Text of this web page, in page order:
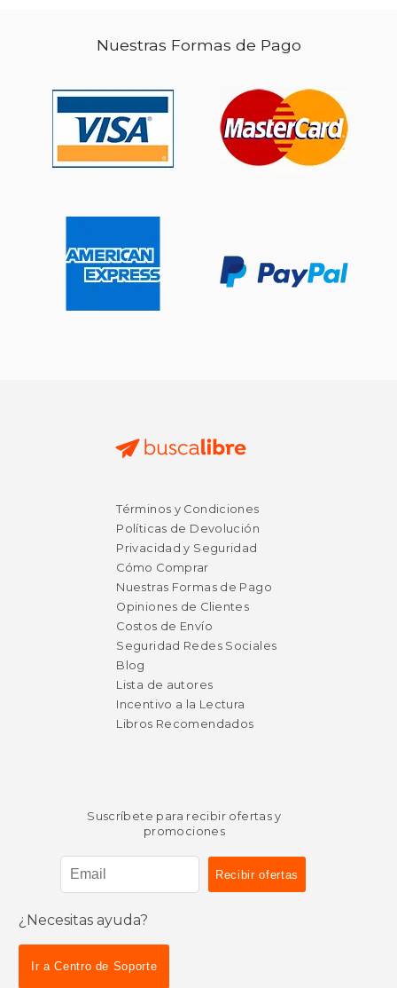
6%
$ 12.71 dcto.
$ 24.95
$ 21.21
$ 33.96
15%
dcto. $ 18.78
Nuestras Formas de Pago
Términos y Condiciones
Políticas de Devolución
Privacidad y Seguridad
Cómo Comprar
Nuestras Formas de Pago
Opiniones de Clientes
Costos de Envío
Seguridad Redes Sociales
Blog
Lista de autores
Incentivo a la Lectura
Libros Recomendados
Suscríbete para recibir ofertas y
promociones
¿Necesitas ayuda?
Ir a Centro de Soporte